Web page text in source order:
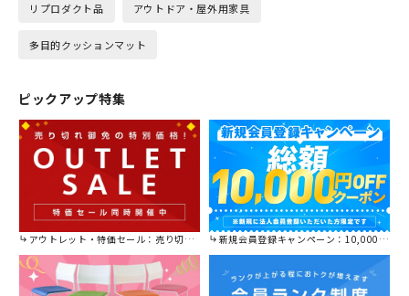
リプロダクト品 アウトドア・屋外用家具
多目的クッションマット
ピックアップ特集
アウトレット・特価セール：売り切れ御免の特別価格！ 新規会員登録キャンペーン：10,000円OFFクーポン進呈中！